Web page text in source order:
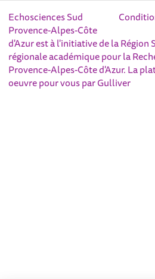
Echosciences Sud
Provence-Alpes-Côte
d'Azur est à l'initiative de la Région
régionale académique pour la
Provence-Alpes-Côte d'Azur. La
oeuvre pour vous parGulliver